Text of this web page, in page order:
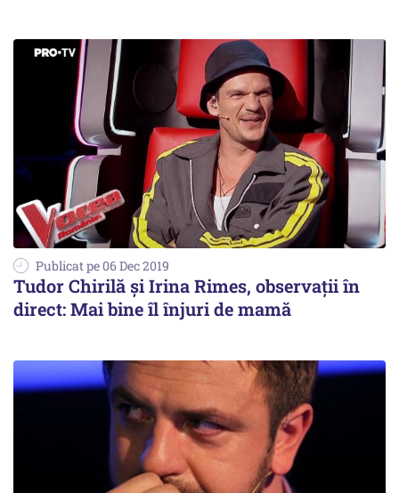
Publicat pe 06 Dec 2019
Tudor Chirilă și Irina Rimes, observații în
direct: Mai bine îl înjuri de mamă